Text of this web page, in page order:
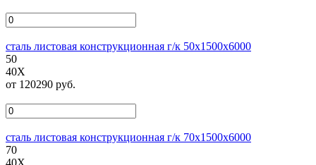
сталь листовая конструкционная г/к 50х1500х6000
50
40Х
от 120290 руб.
сталь листовая конструкционная г/к 70х1500х6000
70
40Х